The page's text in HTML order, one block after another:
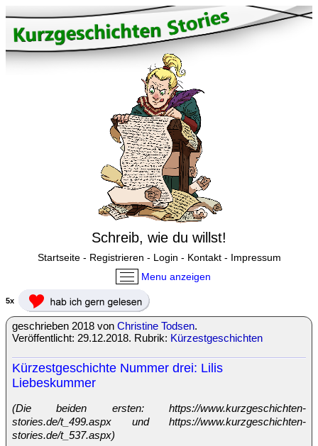
Schreib, wie du willst!
Startseite- Registrieren - Login - Kontakt- Impressum
Menu anzeigen
5x
geschrieben 2018 von Christine Todsen.
Veröffentlicht: 29.12.2018. Rubrik: Kürzestgeschichten
Kürzestgeschichte Nummer drei: Lilis
Liebeskummer
(Die beiden ersten: https://www.kurzgeschichten-
stories.de/t_499.aspx und https://www.kurzgeschichten-
stories.de/t_537.aspx)